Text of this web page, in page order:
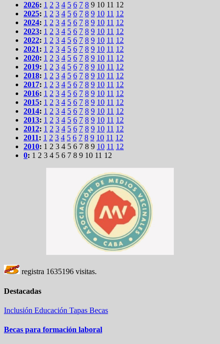
2026: 1 2 3 4 5 6 7 8 9 10 11 12
2025: 1 2 3 4 5 6 7 8 9 10 11 12
2024: 1 2 3 4 5 6 7 8 9 10 11 12
2023: 1 2 3 4 5 6 7 8 9 10 11 12
2022: 1 2 3 4 5 6 7 8 9 10 11 12
2021: 1 2 3 4 5 6 7 8 9 10 11 12
2020: 1 2 3 4 5 6 7 8 9 10 11 12
2019: 1 2 3 4 5 6 7 8 9 10 11 12
2018: 1 2 3 4 5 6 7 8 9 10 11 12
2017: 1 2 3 4 5 6 7 8 9 10 11 12
2016: 1 2 3 4 5 6 7 8 9 10 11 12
2015: 1 2 3 4 5 6 7 8 9 10 11 12
2014: 1 2 3 4 5 6 7 8 9 10 11 12
2013: 1 2 3 4 5 6 7 8 9 10 11 12
2012: 1 2 3 4 5 6 7 8 9 10 11 12
2011: 1 2 3 4 5 6 7 8 9 10 11 12
2010: 1 2 3 4 5 6 7 8 9 10 11 12
0: 1 2 3 4 5 6 7 8 9 10 11 12
registra 1635196 visitas.
Destacadas
Inclusión Educación Tapas Becas
Becas para formación laboral